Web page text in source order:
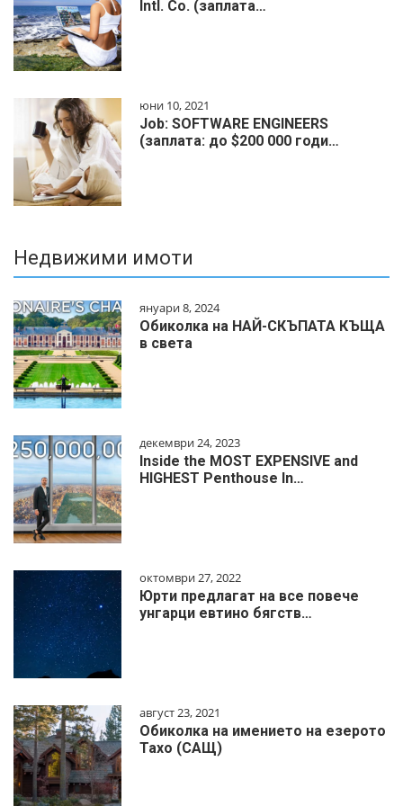
Intl. Co. (заплата…
юни 10, 2021
Job: SOFTWARE ENGINEERS
(заплата: до $200 000 годи…
Недвижими имоти
януари 8, 2024
Обиколка на НАЙ-СКЪПАТА КЪЩА
в света
декември 24, 2023
Inside the MOST EXPENSIVE and
HIGHEST Penthouse In…
октомври 27, 2022
Юрти предлагат на все повече
унгарци евтино бягств…
август 23, 2021
Обиколка на имението на езерото
Тахо (САЩ)